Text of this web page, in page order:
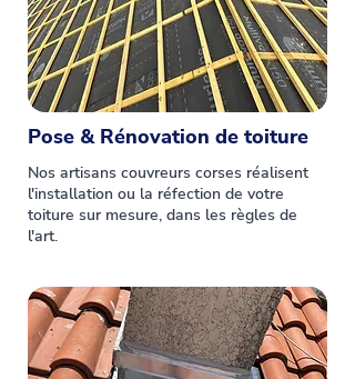
Pose & Rénovation de toiture
Nos artisans couvreurs corses réalisent
l'installation ou la réfection de votre
toiture sur mesure, dans les règles de
l'art.